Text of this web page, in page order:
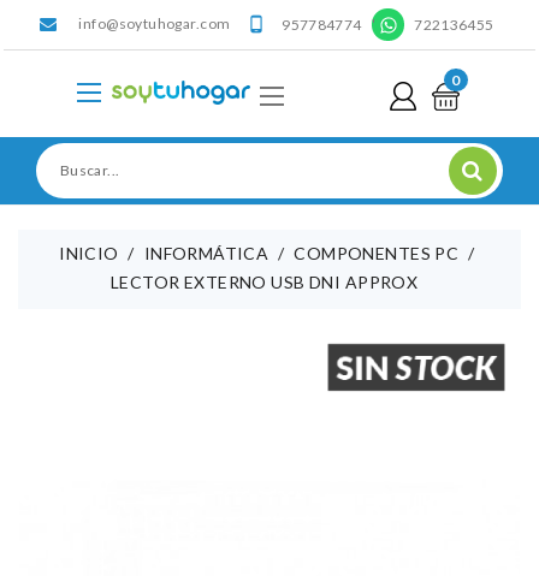
info@soytuhogar.com  957784774 ' 722136455
0
INICIO INFORMÁTICA
COMPONENTES PC
LECTOR EXTERNO USB DNI APPROX